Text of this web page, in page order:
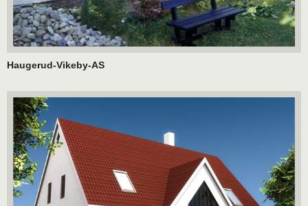
Haugerud-Vikeby-AS